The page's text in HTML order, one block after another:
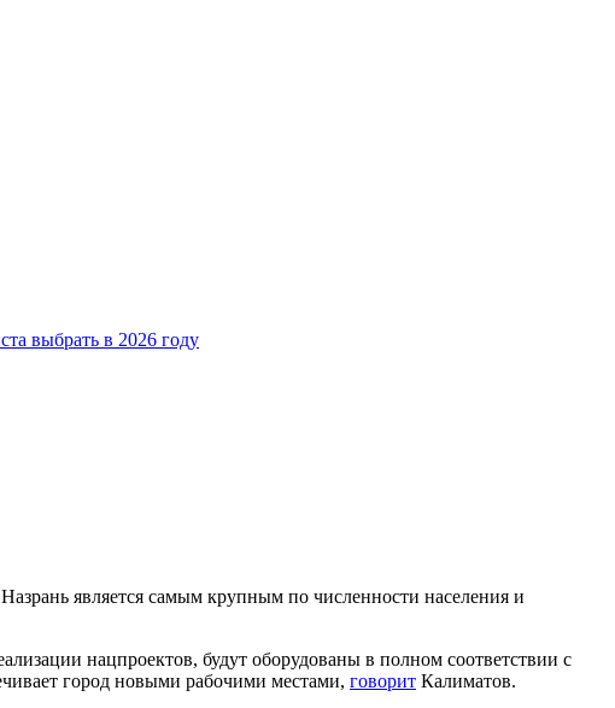
выбрать в 2026 году
является самым крупным по численности населения и
нацпроектов, будут оборудованы в полном соответствии с
город новыми рабочими местами, говорит Калиматов.